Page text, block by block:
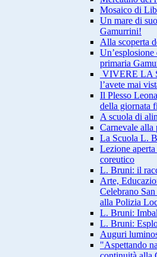
Mosaico di
Un mare di
Gamurrini!
Alla scoperta
primaria
VIVERE LA
l’avete mai
Il Plesso
della giornata
A scuola di
Carnevale
La Scuola L.
Lezione
coreutico
L. Bruni: il
Arte,
Celebrano
alla Polizia
L. Bruni:
L. Bruni:
Auguri
"Aspettando